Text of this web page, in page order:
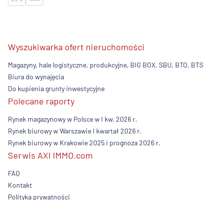
Wyszukiwarka ofert nieruchomości
Magazyny, hale logistyczne, produkcyjne, BIG BOX, SBU, BTO, BTS
Biura do wynajęcia
Do kupienia grunty inwestycyjne
Polecane raporty
Rynek magazynowy w Polsce w I kw. 2026 r.
Rynek biurowy w Warszawie I kwartał 2026 r.
Rynek biurowy w Krakowie 2025 i prognoza 2026 r.
Serwis AXI IMMO.com
FAQ
Kontakt
Polityka prywatności